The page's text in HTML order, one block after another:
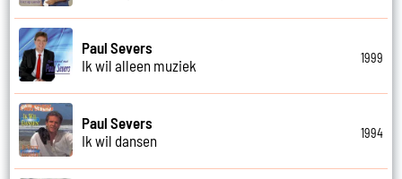
Paul Severs
Ik wil alleen muziek
1999
Paul Severs
Ik wil dansen
1994